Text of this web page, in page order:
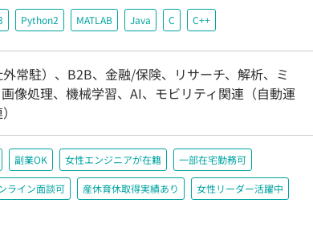
Python2 MATLAB Java C C++
常駐）、B2B、金融/保険、リサーチ、解析、ミ
画像処理、機械学習、AI、モビリティ関連（自動運
副業OK 女性エンジニアが在籍 一部在宅勤務可
ライン面談可 産休育休取得実績あり 女性リーダー活躍中